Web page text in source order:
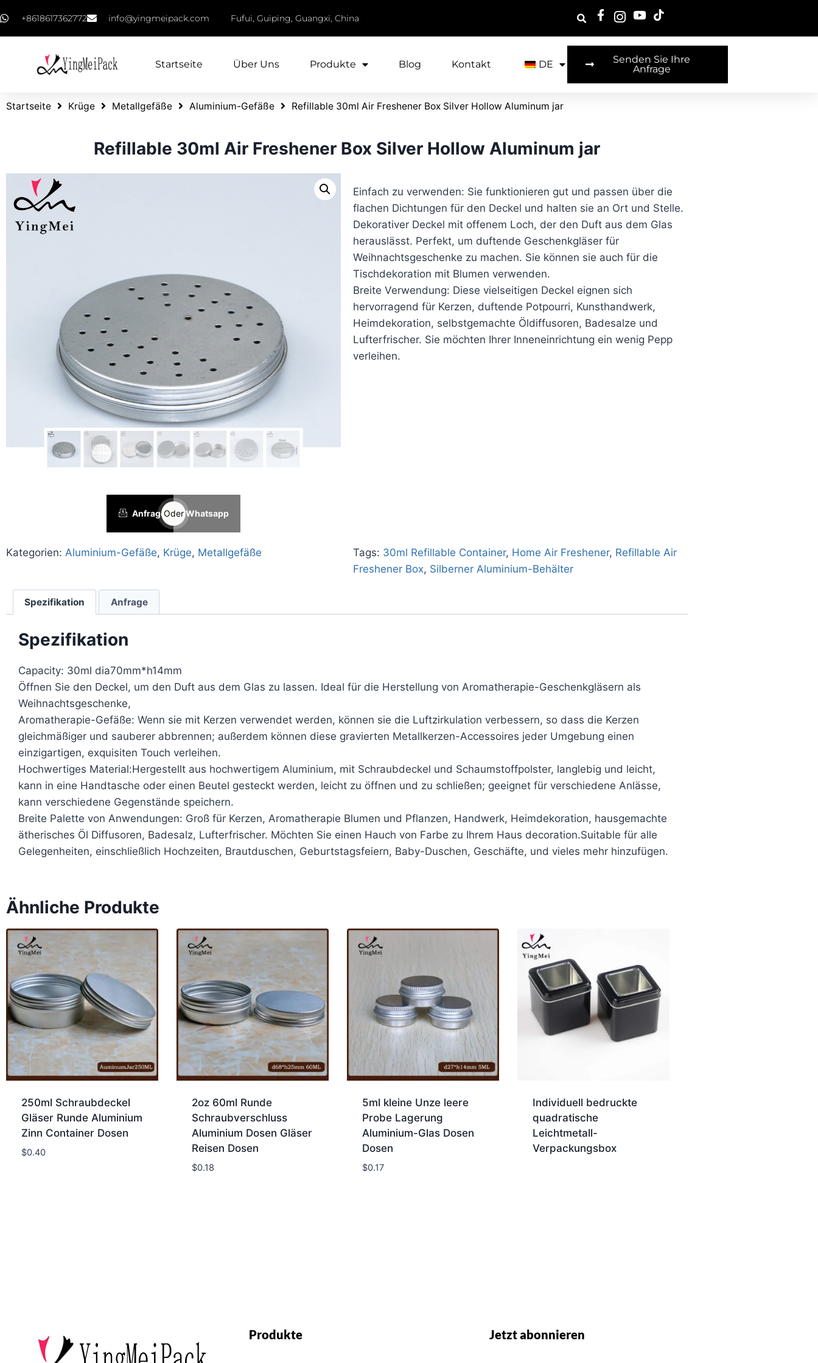
+8618617362772 info@yingmeipack.com Fufui, Guiping, Guangxi, China
Startseite Über Uns Produkte Blog Kontakt DE
Senden Sie Ihre
Anfrage
Startseite Krüge Metallgefäße Aluminium-Gefäße Refillable 30ml Air Freshener Box Silver Hollow Aluminum jar
Refillable 30ml Air Freshener Box Silver Hollow Aluminum jar
AnfrageOder Whatsapp
Einfach zu verwenden: Sie funktionieren gut und passen über die
flachen Dichtungen für den Deckel und halten sie an Ort und Stelle.
Dekorativer Deckel mit offenem Loch, der den Duft aus dem Glas
herauslässt. Perfekt, um duftende Geschenkgläser für
Weihnachtsgeschenke zu machen. Sie können sie auch für die
Tischdekoration mit Blumen verwenden.
Breite Verwendung: Diese vielseitigen Deckel eignen sich
hervorragend für Kerzen, duftende Potpourri, Kunsthandwerk,
Heimdekoration, selbstgemachte Öldiffusoren, Badesalze und
Lufterfrischer. Sie möchten Ihrer Inneneinrichtung ein wenig Pepp
verleihen.
Kategorien: Aluminium-Gefäße, Krüge, Metallgefäße Tags: 30ml Refillable Container, Home Air Freshener, Refillable Air
Freshener Box, Silberner Aluminium-Behälter
Spezifikation Anfrage
Spezifikation
Capacity: 30ml dia70mm*h14mm
Öffnen Sie den Deckel, um den Duft aus dem Glas zu lassen. Ideal für die Herstellung von Aromatherapie-Geschenkgläsern als
Weihnachtsgeschenke,
Aromatherapie-Gefäße: Wenn sie mit Kerzen verwendet werden, können sie die Luftzirkulation verbessern, so dass die Kerzen
gleichmäßiger und sauberer abbrennen; außerdem können diese gravierten Metallkerzen-Accessoires jeder Umgebung einen
einzigartigen, exquisiten Touch verleihen.
Hochwertiges Material:Hergestellt aus hochwertigem Aluminium, mit Schraubdeckel und Schaumstoffpolster, langlebig und leicht,
kann in eine Handtasche oder einen Beutel gesteckt werden, leicht zu öffnen und zu schließen; geeignet für verschiedene Anlässe,
kann verschiedene Gegenstände speichern.
Breite Palette von Anwendungen: Groß für Kerzen, Aromatherapie Blumen und Pflanzen, Handwerk, Heimdekoration, hausgemachte
ätherisches Öl Diffusoren, Badesalz, Lufterfrischer. Möchten Sie einen Hauch von Farbe zu Ihrem Haus decoration.Suitable für alle
Gelegenheiten, einschließlich Hochzeiten, Brautduschen, Geburtstagsfeiern, Baby-Duschen, Geschäfte, und vieles mehr hinzufügen.
Ähnliche Produkte
250ml Schraubdeckel
Gläser Runde Aluminium
Zinn Container Dosen
$0.40
2oz 60ml Runde
Schraubverschluss
Aluminium Dosen Gläser
Reisen Dosen
$0.18
5ml kleine Unze leere
Probe Lagerung
Aluminium-Glas Dosen
Dosen
$0.17
Individuell bedruckte
quadratische
Leichtmetall-
Verpackungsbox
Produkte Jetzt abonnieren